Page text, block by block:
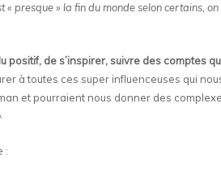
« presque » la fin du monde selon certains,
positif, de s’inspirer, suivre des comptes
à toutes ces super influenceuses qui
et pourraient nous donner des
: